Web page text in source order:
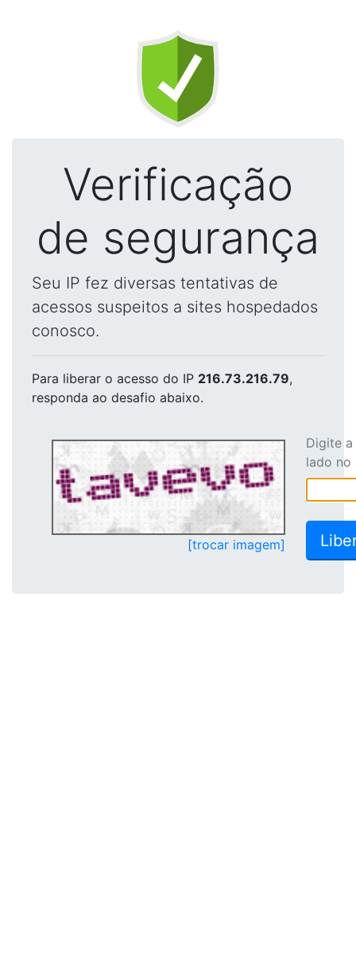
Verificação
de segurança
Seu IP fez diversas tentativas de
acessos suspeitos a sites hospedados
conosco.
Para liberar o acesso do IP 216.73.216.79,
responda ao desafio abaixo.
[trocar imagem]
Digite
lado no